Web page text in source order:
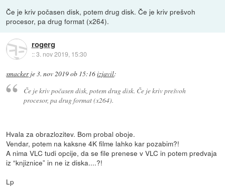
Če je kriv počasen disk, potem drug disk. Če je kriv prešvoh
procesor, pa drug format (x264).
rogerg
::3. nov 2019, 15:30
smackerje3. nov 2019 ob 15:16izjavil:
Če je kriv počasen disk, potem drug disk. Če je kriv prešvoh
procesor, pa drug format (x264).
Hvala za obrazlozitev. Bom probal oboje.
Vendar, potem na kaksne 4K filme lahko kar pozabim?!
A nima VLC tudi opcije, da se file prenese v VLC in potem predvaja
iz “knjiznice” in ne iz diska....?!
Lp